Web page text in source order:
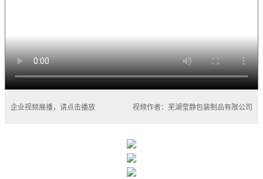
企业视频展播，请点击播放 视频作者：芜湖莹静包装制品有限公司